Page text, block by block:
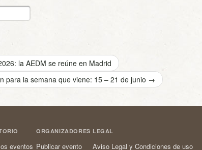
la AEDM se reúne en Madrid
para la semana que viene: 15 – 21 de junio →
eventos
ORGANIZADORES
Publicar evento
LEGAL
Aviso Legal y Condiciones de uso